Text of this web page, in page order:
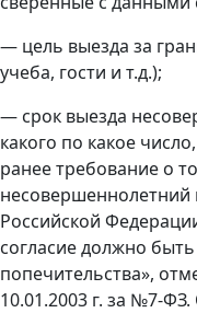
— цель выезда за
учеба, гости и т.д.);
— срок выезда
какого по какое
ранее требование о
несовершеннолетний
Российской
согласие должно
попечительства»,
10.01.2003 г. за №7-